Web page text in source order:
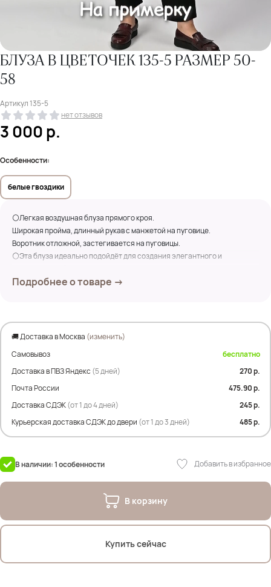
БЛУЗА В ЦВЕТОЧЕК 135-5 РАЗМЕР 50-
58
Артикул135-5
нет отзывов
3 000р.
Особенности:
белые гвоздики
⚪Легкая воздушная блуза прямого кроя.
Широкая пройма, длинный рукав с манжетой на пуговице.
Воротник отложной, застегивается на пуговицы.
⚪Эта блуза идеально подойдёт для создания элегантного и
Дл. изделия- 66 см
Дл.рукава- 73см
Состав: 100% вискоза
На фото модель Дарья.
Параметры других наших моделей:
Оксана- рост 170; ОГ 114; ОТ 105; ОЖ 110; ОБ 120 *отлично
Елена - рост 162см; ОГ 125см; ОТ 110см; ОЖ 129см; ОБ 125см *отлично
Подробнее о товаре →
🚚 Доставка в Москва (изменить)
Самовывоз
бесплатно
Доставка в ПВЗ Яндекс (5 дней)
270 р.
Почта России
475.90 р.
Доставка СДЭК(от 1 до 4 дней)
245 р.
Курьерская доставка СДЭК до двери (от 1 до 3 дней) 485 р.
В наличии: 1 особенности Добавить в избранное
В корзину
Купить сейчас